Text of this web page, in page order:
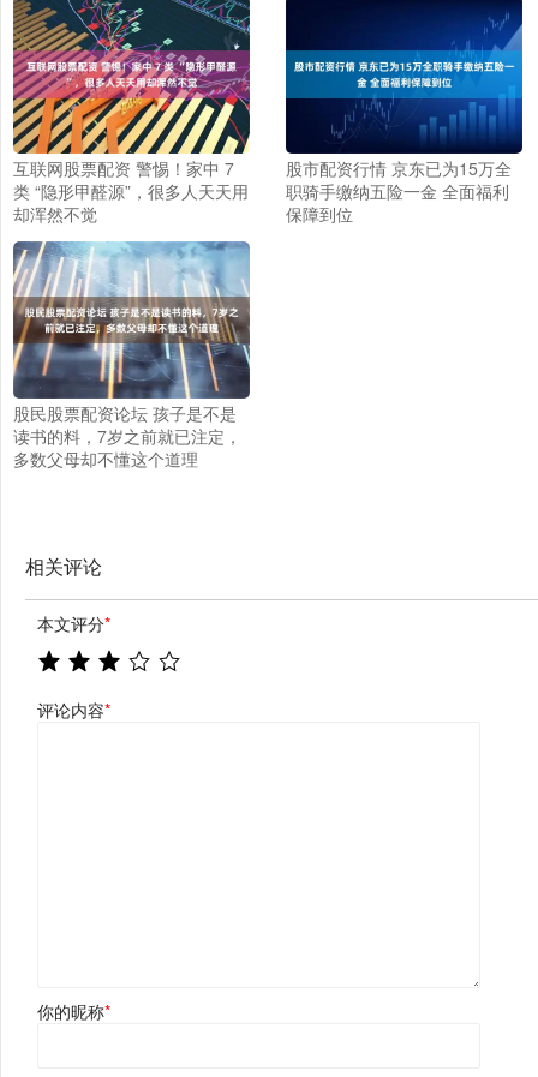
互联网股票配资 警惕！家中 7
类 “隐形甲醛源”，很多人天天用
却浑然不觉
股市配资行情 京东已为15万全
职骑手缴纳五险一金 全面福利
保障到位
股民股票配资论坛 孩子是不是
读书的料，7岁之前就已注定，
多数父母却不懂这个道理
相关评论
本文评分*
评论内容*
你的昵称*